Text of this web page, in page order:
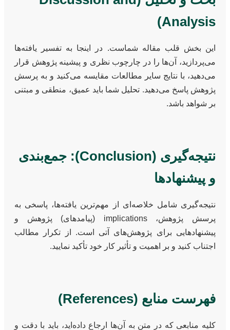
Analysis)
این بخش قلب مقاله شماست. در اینجا به تفسیر یافته‌ها
می‌پردازید، آن‌ها را در چارچوب نظری و پیشینه پژوهش قرار
می‌دهید، با نتایج سایر مطالعات مقایسه می‌کنید و به پرسش
پژوهش پاسخ می‌دهید. تحلیل شما باید عمیق، منطقی و مبتنی
بر شواهد باشد.
نتیجه‌گیری (Conclusion): جمع‌بندی
و پیشنهادها
نتیجه‌گیری شامل خلاصه‌ای از مهم‌ترین یافته‌ها، پاسخی به
پرسش پژوهش، implications (پیامدهای) پژوهش و
پیشنهادهایی برای پژوهش‌های آتی است. از تکرار مطالب
اجتناب کنید و بر اهمیت و تأثیر کار خود تأکید نمایید.
فهرست منابع (References)
کلیه منابعی که در متن به آن‌ها ارجاع داده‌اید، باید با دقت و